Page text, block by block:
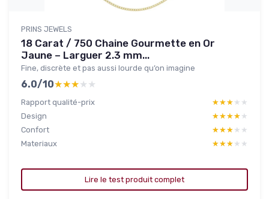
PRINS JEWELS
18 Carat / 750 Chaine Gourmette en Or
Jaune – Larguer 2.3 mm...
Fine, discrète et pas aussi lourde qu’on imagine
6.0/10★★★★★
★★★★★
Rapport qualité-prix ★★★★★
★★★★★
Design
★★★★★
★★★★★
Confort
★★★★★
★★★★★
Materiaux
★★★★★
★★★★★
Lire le test produit complet